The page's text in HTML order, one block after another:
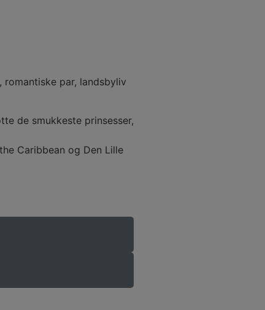
par, landsbyliv
de smukkeste prinsesser,
Caribbean og Den Lille